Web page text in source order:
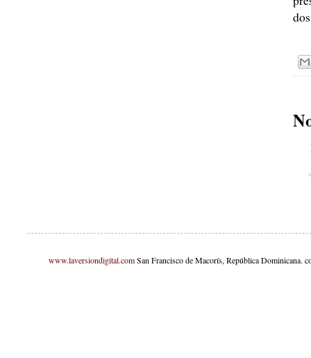
www.laversiondigital.comSan Francisco de Macorís, República Dominicana.